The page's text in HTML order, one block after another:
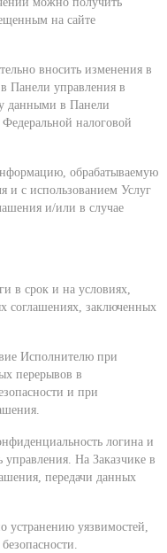
на сайте
вносить изменения в
Панели управления в
данными в Панели
налоговой
обрабатываемую
и с использованием Услуг
и/или в случае
в срок и на условиях,
соглашениях, заключенных
Исполнителю при
перерывов в
и при
логина и
На Заказчике в
передачи данных
устранению уязвимостей,